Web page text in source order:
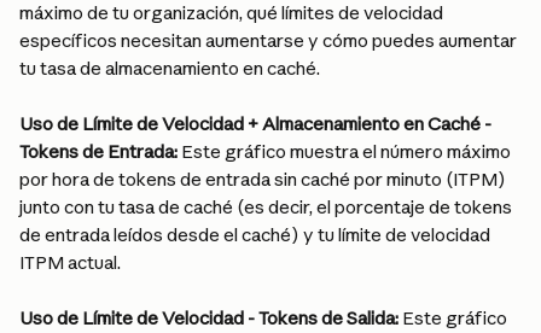
máximo de tu organización, qué límites de velocidad
específicos necesitan aumentarse y cómo puedes aumentar
tu tasa de almacenamiento en caché.
Uso de Límite de Velocidad + Almacenamiento en Caché -
Tokens de Entrada: Este gráfico muestra el número máximo
por hora de tokens de entrada sin caché por minuto (ITPM)
junto con tu tasa de caché (es decir, el porcentaje de tokens
de entrada leídos desde el caché) y tu límite de velocidad
ITPM actual.
Uso de Límite de Velocidad - Tokens de Salida: Este gráfico